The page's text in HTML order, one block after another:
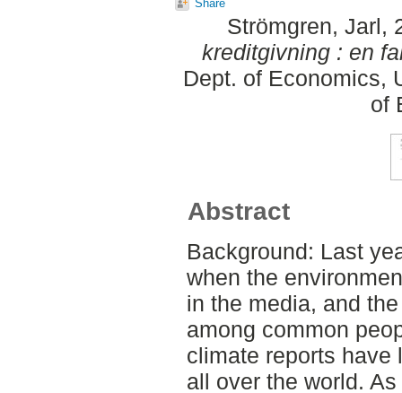
Share
Strömgren, Jarl,
kreditgivning : en
Dept. of Economics,
of
Abstract
Background: Last
when the
in the media, and
among common
climate reports have
all over the world.